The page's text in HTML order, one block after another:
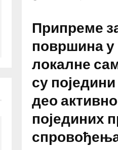
Припреме
површина у
локалне
су
део
појединих